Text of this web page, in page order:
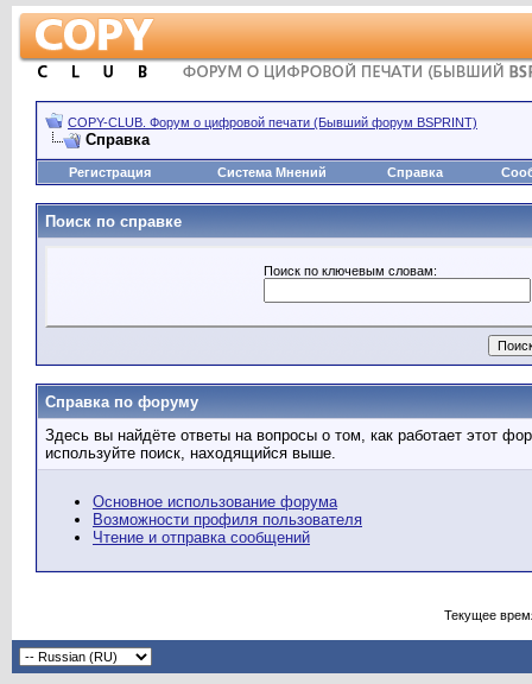
COPY-CLUB. Форум о цифровой печати (Бывший форум BSPRINT)
Справка
Регистрация Система Мнений Справка
Поиск по справке
Поиск по ключевым словам:
Справка по форуму
Здесь вы найдёте ответы на вопросы о том, как работает этот
используйте поиск, находящийся выше.
Основное использование форума
Возможности профиля пользователя
Чтение и отправка сообщений
Текущее